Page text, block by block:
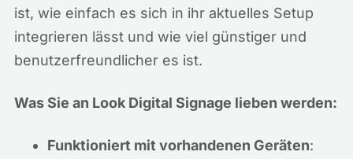
ist, wie einfach es sich in ihr aktuelles Setup
integrieren lässt und wie viel günstiger und
benutzerfreundlicher es ist.
Was Sie an Look Digital Signage lieben werden:
Funktioniert mit vorhandenen Geräten: